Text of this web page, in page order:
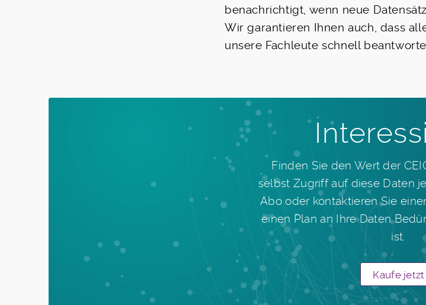
benachrichtigt, wenn neue
Wir garantieren Ihnen auch, dass
unsere Fachleute schnell
Finden Sie den Wert der
selbst Zugriff auf diese Daten
Abo oder kontaktieren Sie
einen Plan an Ihre Daten
ist.
Kaufe jetzt